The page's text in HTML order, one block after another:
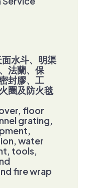
水斗、明渠
法蘭、保
封膠、工
圈及防火毯
floor
grating,
water
tools,
fire wrap